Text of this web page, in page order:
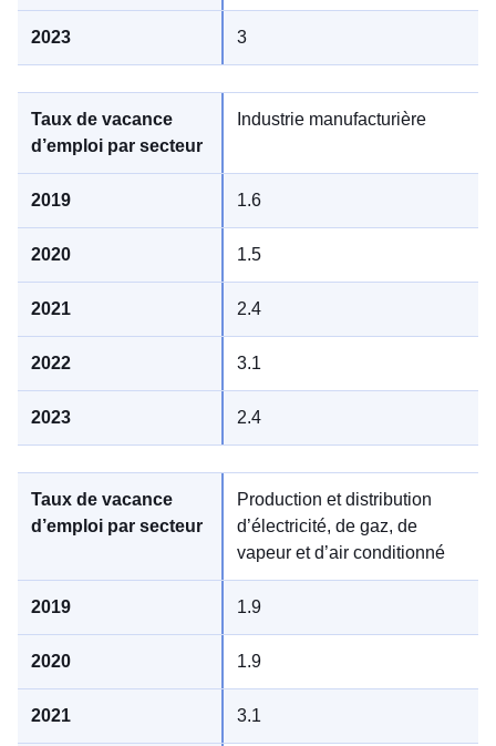
3
Industrie manufacturière
1.6
1.5
2.4
3.1
2.4
Production et distribution
d’électricité, de gaz, de
vapeur et d’air conditionné
1.9
1.9
3.1